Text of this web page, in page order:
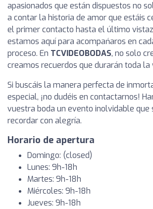
apasionados que están dispuestos no
a contar la historia de amor que estáis
el primer contacto hasta el último
estamos aquí para acompańaros en
proceso. En TCVIDEOBODAS, no solo
creamos recuerdos que durarán toda la
Si buscáis la manera perfecta de
especial, ¡no dudéis en contactarnos!
vuestra boda un evento inolvidable que
recordar con alegría.
Horario de apertura
Domingo: (closed)
Lunes: 9h-18h
Martes: 9h-18h
Miércoles: 9h-18h
Jueves: 9h-18h